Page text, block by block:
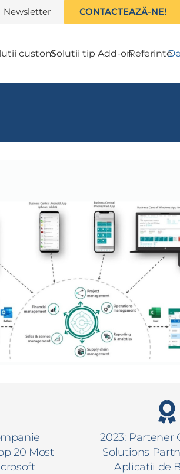
Newsletter CONTACTEAZĂ-NE!
customSolutii tip Add-onReferinte
20 Most
2023: Partener
Solutions
Aplicatii de